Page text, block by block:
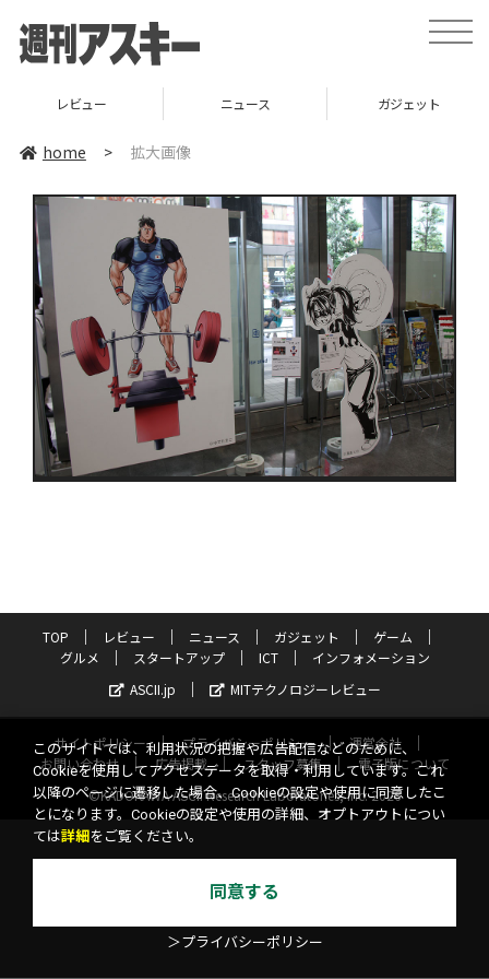
toggle
レビュー ニュース ガジェット
home > 拡大画像
TOP レビュー ニュース ガジェット
ゲーム
グルメ
スタートアップ ICT
インフォメーション
ASCII.jp
MITテクノロジーレビュー
サイトポリシー プライバシーポリシー
運営会社
お問い合わせ
広告掲載 スタッフ募集
電子版について
©KADOKAWA ASCII Research Laboratories, Inc. 2026
このサイトでは、利用状況の把握や広告配信などのために、
Cookieを使用してアクセスデータを取得・利用しています。これ
以降のページに遷移した場合、Cookieの設定や使用に同意したこ
とになります。Cookieの設定や使用の詳細、オプトアウトについ
ては詳細 をご覧ください。
同意する
＞プライバシーポリシー